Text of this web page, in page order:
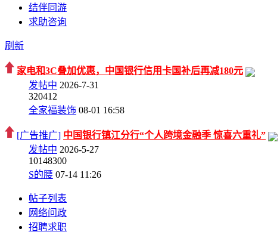
结伴同游
求助咨询
刷新
家电和3C叠加优惠，中国银行信用卡国补后再减180元
发帖中 2026-7-31
320412
全家福装饰 08-01 16:58
[广告推广] 中国银行镇江分行“个人跨境金融季 惊喜六重礼”
发帖中 2026-5-27
10148300
S的腰 07-14 11:26
帖子列表
网络问政
招聘求职